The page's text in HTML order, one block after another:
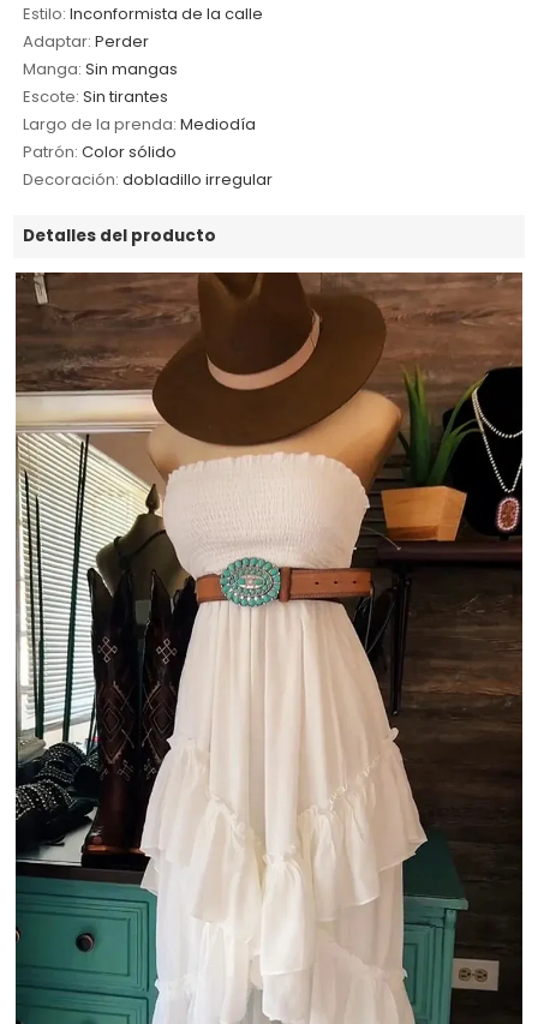
Estilo: Inconformista de la calle
Adaptar: Perder
Manga: Sin mangas
Escote: Sin tirantes
Largo de la prenda: Mediodía
Patrón: Color sólido
Decoración: dobladillo irregular
Detalles del producto